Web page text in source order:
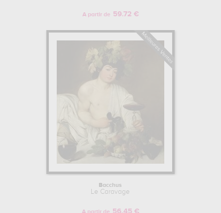
A partir de 59.72 €
Bacchus
Le Caravage
56.45 €